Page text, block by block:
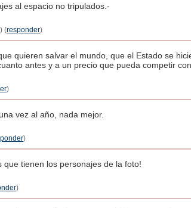
al espacio no tripulados.-
(responder)
quieren salvar el mundo, que el Estado se
antes y a un precio que pueda competir
)
vez al año, nada mejor.
)
tienen los personajes de la foto!
)